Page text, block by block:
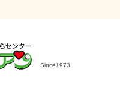
Since1973